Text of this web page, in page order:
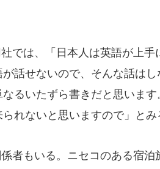
では、「日本人は英語が上手
話せないので、そんな話は
るいたずら書きだと思いま
れないと思いますので」とみ
者もいる。ニセコのある宿泊